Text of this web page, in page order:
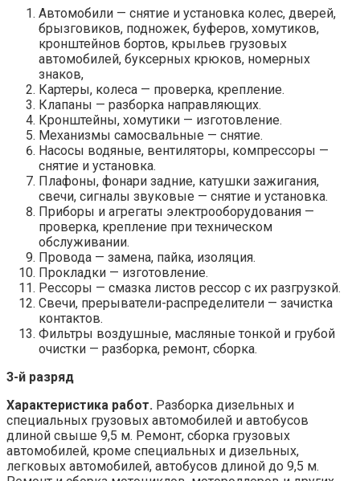
Автомобили — снятие и установка колес, дверей,
брызговиков, подножек, буферов, хомутиков,
кронштейнов бортов, крыльев грузовых
автомобилей, буксерных крюков, номерных
знаков,
Картеры, колеса — проверка, крепление.
Клапаны — разборка направляющих.
Кронштейны, хомутики — изготовление.
Механизмы самосвальные — снятие.
Насосы водяные, вентиляторы, компрессоры —
снятие и установка.
Плафоны, фонари задние, катушки зажигания,
свечи, сигналы звуковые — снятие и установка.
Приборы и агрегаты электрооборудования —
проверка, крепление при техническом
обслуживании.
Провода — замена, пайка, изоляция.
Прокладки — изготовление.
Рессоры — смазка листов рессор с их разгрузкой.
Свечи, прерыватели-распределители — зачистка
контактов.
Фильтры воздушные, масляные тонкой и грубой
очистки — разборка, ремонт, сборка.
3-й разряд
Характеристика работ. Разборка дизельных и
специальных грузовых автомобилей и автобусов
длиной свыше 9,5 м. Ремонт, сборка грузовых
автомобилей, кроме специальных и дизельных,
легковых автомобилей, автобусов длиной до 9,5 м.